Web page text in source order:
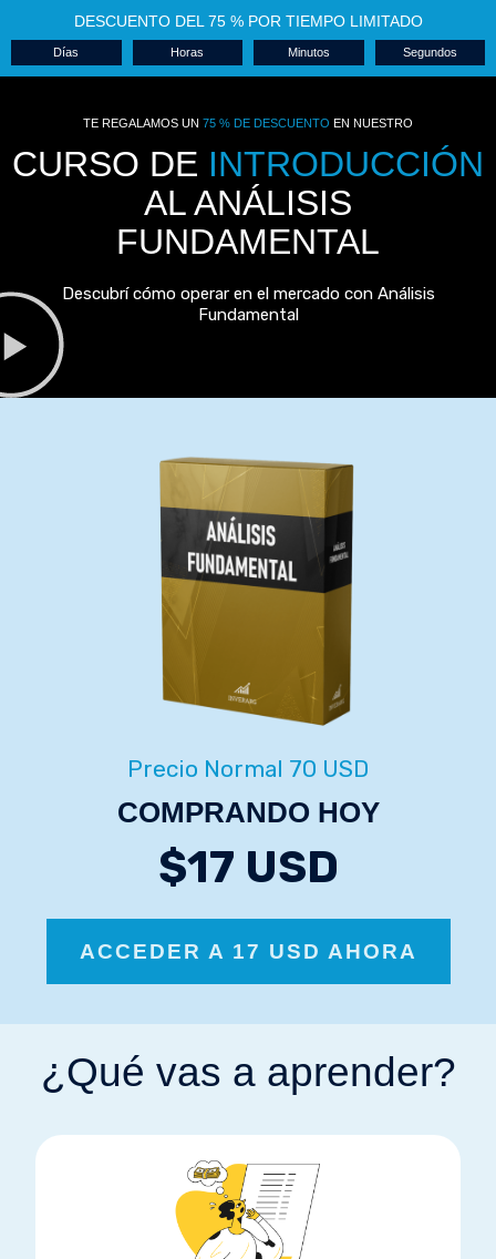
DESCUENTO DEL 75 % POR TIEMPO LIMITADO
Días Horas Minutos Segundos
TE REGALAMOS UN 75 % DE DESCUENTO EN NUESTRO
CURSO DE INTRODUCCIÓN
AL ANÁLISIS
FUNDAMENTAL
Descubrí cómo operar en el mercado con Análisis
Fundamental
Precio Normal 70 USD
COMPRANDO HOY
$17 USD
ACCEDER A 17 USD AHORA
¿Qué vas a aprender?